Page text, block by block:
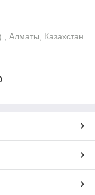
, Алматы, Казахстан